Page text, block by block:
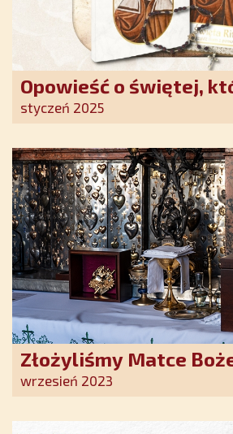
Opowieść o świętej,
szczerego oddania się
nadziei w XXI wieku
styczeń 2025
Złożyliśmy Matce
Ostrobramskiej
wrzesień 2023